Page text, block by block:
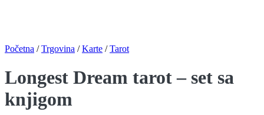
Početna / Trgovina / Karte / Tarot
Longest Dream tarot – set sa
knjigom